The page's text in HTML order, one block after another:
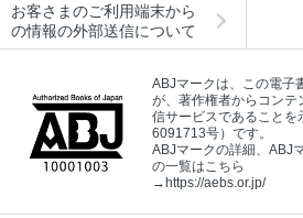
お客さまのご利用端末から
の情報の外部送信について
ABJマークは、この電子
が、著作権者からコン
信サービスであること
6091713号）です。
ABJマークの詳細、ABJ
の一覧はこちら
→https://aebs.or.jp/